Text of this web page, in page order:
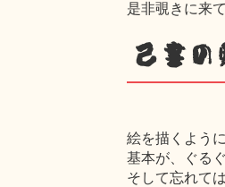
是非覗きに来
己書の
絵を描くよう
基本が、ぐる
そして忘れて